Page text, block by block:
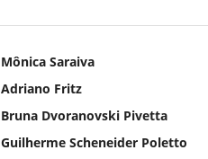
Mônica Saraiva
Adriano Fritz
Bruna Dvoranovski Pivetta
Guilherme Scheneider Poletto